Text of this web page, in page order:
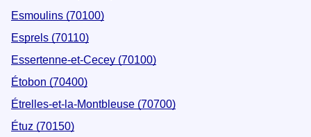
Esmoulins (70100)
Esprels (70110)
Essertenne-et-Cecey (70100)
Étobon (70400)
Étrelles-et-la-Montbleuse (70700)
Étuz (70150)